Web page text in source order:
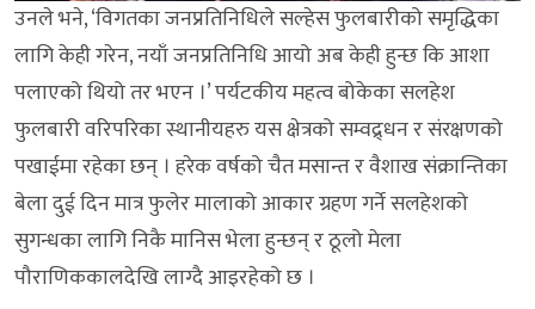
उनले भने, ‘विगतका जनप्रतिनिधिले सल्हेस फुलबारीको समृद्धिका
लागि केही गरेन, नयाँ जनप्रतिनिधि आयो अब केही हुन्छ कि आशा
पलाएको थियो तर भएन ।’ पर्यटकीय महत्व बोकेका सलहेश
फुलबारी वरिपरिका स्थानीयहरु यस क्षेत्रको सम्वद्र्धन र संरक्षणको
पखाईमा रहेका छन् । हरेक वर्षको चैत मसान्त र वैशाख संक्रान्तिका
बेला दुई दिन मात्र फुलेर मालाको आकार ग्रहण गर्ने सलहेशको
सुगन्धका लागि निकै मानिस भेला हुन्छन् र ठूलो मेला
पौराणिककालदेखि लाग्दै आइरहेको छ ।